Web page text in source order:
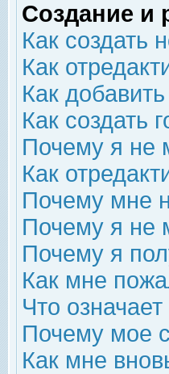
Создание и
Как создать
Как
Как
Как создать
Почему я не
Как
Почему мне
Почему я не
Почему я
Как мне
Что
Почему мое
Как мне